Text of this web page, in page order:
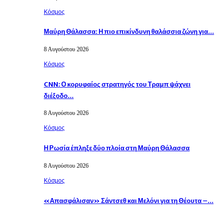
Κόσμος
Μαύρη Θάλασσα: Η πιο επικίνδυνη θαλάσσια ζώνη για…
8 Αυγούστου 2026
Κόσμος
CNN: Ο κορυφαίος στρατηγός του Τραμπ ψάχνει
διέξοδο…
8 Αυγούστου 2026
Κόσμος
Η Ρωσία έπληξε δύο πλοία στη Μαύρη Θάλασσα
8 Αυγούστου 2026
Κόσμος
«Απασφάλισαν» Σάντσεθ και Μελόνι για τη Θέουτα –…